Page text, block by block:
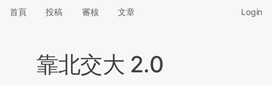
首頁 投稿 審核 文章 Login
靠北交大 2.0